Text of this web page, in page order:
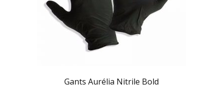
Gants Aurélia Nitrile Bold